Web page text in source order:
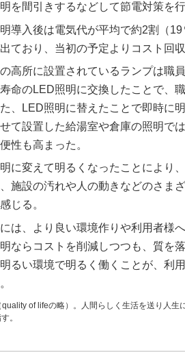
を間引きするなどして節電対策を
導入後は電気代が平均で約2割（
ており、当初の予定よりコスト回
高所に設置されているランプは職
命のLED照明に交換したことで、
、LED照明に替えたことで即時に
て設置した給湯室や倉庫の照明で
性も高まった。
に変えて明るくなったことにより
施設の汚れや人の動きなどのさま
じる。
は、より良い環境作りや利用者様
ならコストを削減しつつも、質を
るい環境で明るく働くことが、利
quality of lifeの略）。人間らしく生活を送り人
。